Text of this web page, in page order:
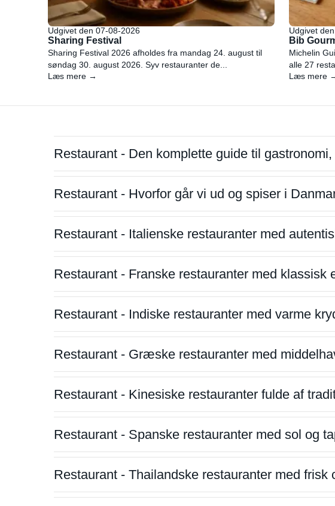
Udgivet den 07-08-2026
Sharing Festival
Sharing Festival 2026 afholdes fra mandag 24. august til
søndag 30. august 2026. Syv restauranter de...
Læs mere →
Udgivet
Bib
Michelin
alle 27
Læs mere
Restaurant - Den komplette guide til
Restaurant - Hvorfor går vi ud og spiser i
Restaurant - Italienske restauranter med
Restaurant - Franske restauranter med klassisk
Restaurant - Indiske restauranter med varme
Restaurant - Græske restauranter med
Restaurant - Kinesiske restauranter fulde af
Restaurant - Spanske restauranter med sol og
Restaurant - Thailandske restauranter med frisk